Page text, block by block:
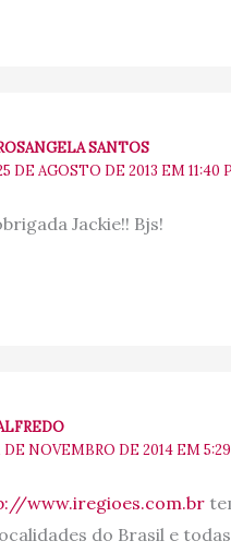
SANTOS
DE AGOSTO DE 2013 EM 11:40
Jackie!! Bjs!
DE NOVEMBRO DE 2014 EM
www.iregioes.com.br
do Brasil e